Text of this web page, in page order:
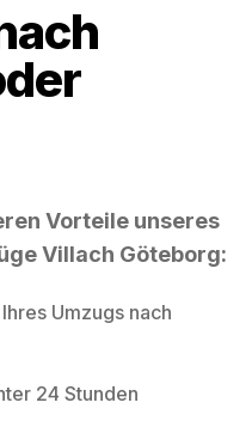
Vorteile unseres
Villach Göteborg:
Umzugs nach
24 Stunden